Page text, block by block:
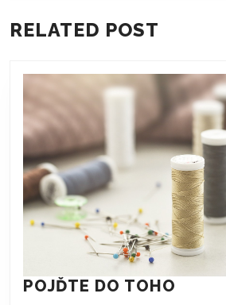
post:
RELATED POST
POJĎTE DO TOHO